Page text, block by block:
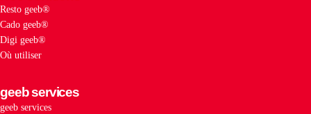
Resto geeb®
Cado geeb®
Digi geeb®
Où utiliser
geeb services
geeb services